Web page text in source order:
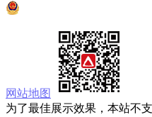
网站地图
为了最佳展示效果，本站不